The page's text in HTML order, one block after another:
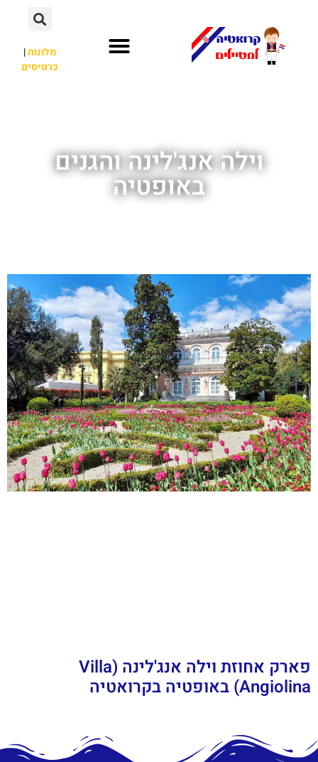
מלונות|
כרטיסים
וילה אנג'לינה והגנים
באופטיה
פארק אחוזת וילה אנג'לינה (Villa
Angiolina) באופטיה בקרואטיה